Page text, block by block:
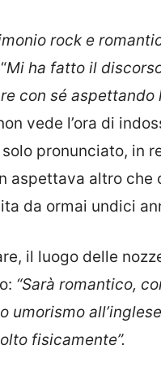
rock e
Mi ha fatto il
con sé aspettando
vede l’ora di
pronunciato, in
aspettava altro
da ormai undici
il luogo delle
“Sarà romantico,
umorismo
fisicamente”.